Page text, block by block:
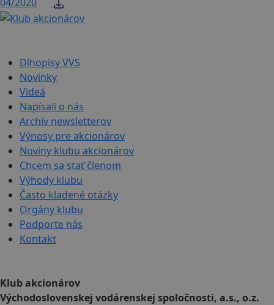
Dlhopisy VVS
Novinky
Videá
Napísali o nás
Archív newsletterov
Výnosy pre akcionárov
Noviny klubu akcionárov
Chcem sa stať členom
Výhody klubu
Často kladené otázky
Orgány klubu
Podporte nás
Kontakt
Klub akcionárov
Východoslovenskej vodárenskej spoločnosti, a.s., o.z.